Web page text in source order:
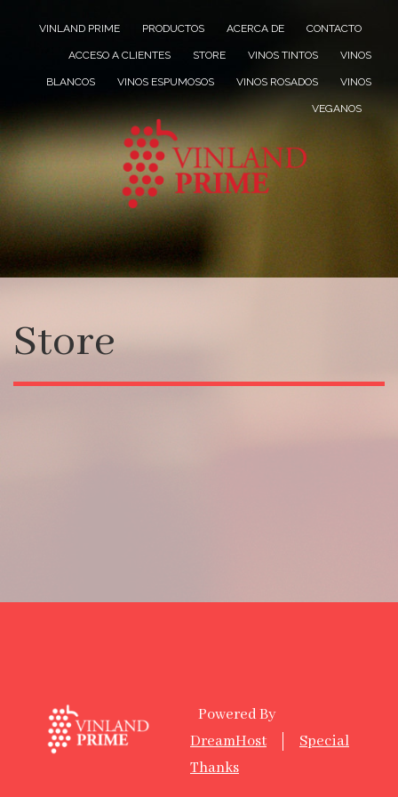
VINLAND PRIME PRODUCTOS ACERCA DE CONTACTO
ACCESO A CLIENTES STORE VINOS TINTOS VINOS
BLANCOS VINOS ESPUMOSOS VINOS ROSADOS VINOS
VEGANOS
Store
Powered By
DreamHost
Special
Thanks